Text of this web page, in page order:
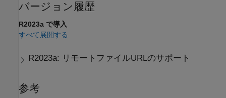
バージョン履歴
R2023a で導入
すべて展開する
R2023a: リモートファイルURLのサポート
参考